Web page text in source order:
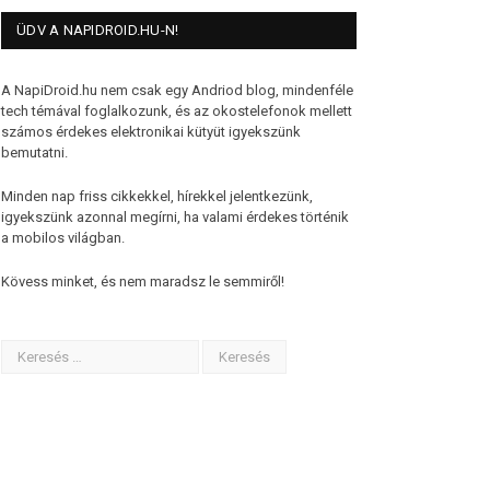
ÜDV A NAPIDROID.HU-N!
A NapiDroid.hu nem csak egy Andriod blog, mindenféle
tech témával foglalkozunk, és az okostelefonok mellett
számos érdekes elektronikai kütyüt igyekszünk
bemutatni.
Minden nap friss cikkekkel, hírekkel jelentkezünk,
igyekszünk azonnal megírni, ha valami érdekes történik
a mobilos világban.
Kövess minket, és nem maradsz le semmiről!